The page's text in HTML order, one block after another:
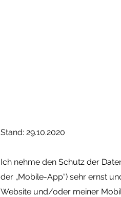
Stand: 29.10.2020
Ich nehme den Schutz der
der „Mobile-App“) sehr ernst
Website und/oder meiner